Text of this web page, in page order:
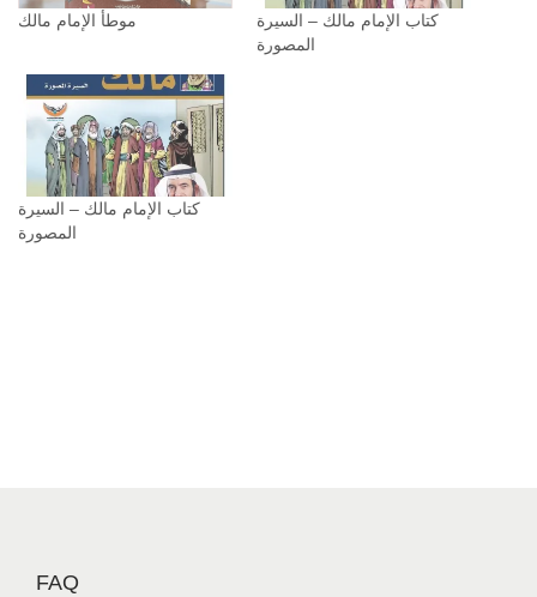
موطأ الإمام مالك
كتاب الإمام مالك – السيرة
المصورة
كتاب الإمام مالك – السيرة
المصورة
FAQ